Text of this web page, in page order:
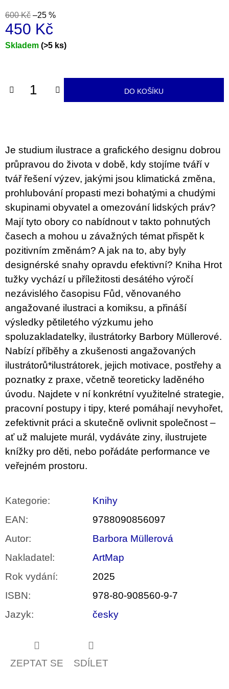
600 Kč –25 %
450 Kč
Měrná
Skladem (>5 ks)
DO KOŠÍKU
Je studium ilustrace a grafického designu dobrou
průpravou do života v době, kdy stojíme tváří v
tvář řešení výzev, jakými jsou klimatická změna,
prohlubování propasti mezi bohatými a chudými
skupinami obyvatel a omezování lidských práv?
Mají tyto obory co nabídnout v takto pohnutých
časech a mohou u závažných témat přispět k
pozitivním změnám? A jak na to, aby byly
designérské snahy opravdu efektivní? Kniha Hrot
tužky vychází u příležitosti desátého výročí
nezávislého časopisu Fůd, věnovaného
angažované ilustraci a komiksu, a přináší
výsledky pětiletého výzkumu jeho
spoluzakladatelky, ilustrátorky Barbory Müllerové.
Nabízí příběhy a zkušenosti angažovaných
ilustrátorů*ilustrátorek, jejich motivace, postřehy a
poznatky z praxe, včetně teoreticky laděného
úvodu. Najdete v ní konkrétní využitelné strategie,
pracovní postupy i tipy, které pomáhají nevyhořet,
zefektivnit práci a skutečně ovlivnit společnost –
ať už malujete murál, vydáváte ziny, ilustrujete
knížky pro děti, nebo pořádáte performance ve
veřejném prostoru.
Kategorie:
Knihy
EAN:
9788090856097
Autor:
Barbora Müllerová
Nakladatel :
ArtMap
Rok vydání:
2025
ISBN:
978-80-908560-9-7
Jazyk: česky
ZEPTAT SE SDÍLET
j
e
m
e
165